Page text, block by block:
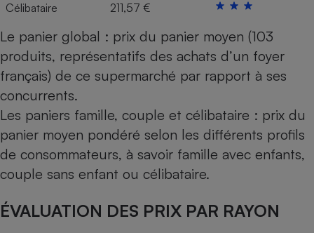
Célibataire 211,57 €
Le panier global : prix du panier moyen (103
produits, représentatifs des achats d’un foyer
français) de ce supermarché par rapport à ses
concurrents.
Les paniers famille, couple et célibataire : prix du
panier moyen pondéré selon les différents profils
de consommateurs, à savoir famille avec enfants,
couple sans enfant ou célibataire.
ÉVALUATION DES PRIX PAR RAYON